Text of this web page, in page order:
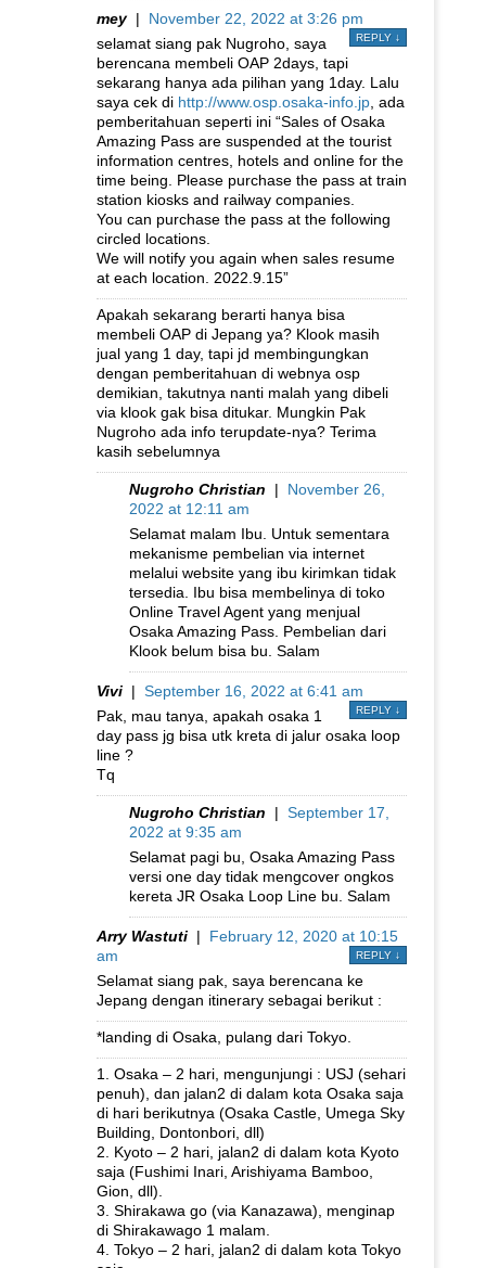
mey| November 22, 2022 at 3:26 pm
REPLY ↓
selamat siang pak Nugroho, saya
berencana membeli OAP 2days, tapi
sekarang hanya ada pilihan yang 1day. Lalu
saya cek di http://www.osp.osaka-info.jp , ada
pemberitahuan seperti ini “Sales of Osaka
Amazing Pass are suspended at the tourist
information centres, hotels and online for the
time being. Please purchase the pass at train
station kiosks and railway companies.
You can purchase the pass at the following
circled locations.
We will notify you again when sales resume
at each location. 2022.9.15”
Apakah sekarang berarti hanya bisa
membeli OAP di Jepang ya? Klook masih
jual yang 1 day, tapi jd membingungkan
dengan pemberitahuan di webnya osp
demikian, takutnya nanti malah yang dibeli
via klook gak bisa ditukar. Mungkin Pak
Nugroho ada info terupdate-nya? Terima
kasih sebelumnya
Nugroho Christian | November 26,
2022 at 12:11 am
Selamat malam Ibu. Untuk sementara
mekanisme pembelian via internet
melalui website yang ibu kirimkan tidak
tersedia. Ibu bisa membelinya di toko
Online Travel Agent yang menjual
Osaka Amazing Pass. Pembelian dari
Klook belum bisa bu. Salam
Vivi | September 16, 2022 at 6:41 am
REPLY ↓
Pak, mau tanya, apakah osaka 1
day pass jg bisa utk kreta di jalur osaka loop
line ?
Tq
Nugroho Christian | September 17,
2022 at 9:35 am
Selamat pagi bu, Osaka Amazing Pass
versi one day tidak mengcover ongkos
kereta JR Osaka Loop Line bu. Salam
Arry Wastuti | February 12, 2020 at 10:15
am
REPLY ↓
Selamat siang pak, saya berencana ke
Jepang dengan itinerary sebagai berikut :
*landing di Osaka, pulang dari Tokyo.
1. Osaka – 2 hari, mengunjungi : USJ (sehari
penuh), dan jalan2 di dalam kota Osaka saja
di hari berikutnya (Osaka Castle, Umega Sky
Building, Dontonbori, dll)
2. Kyoto – 2 hari, jalan2 di dalam kota Kyoto
saja (Fushimi Inari, Arishiyama Bamboo,
Gion, dll).
3. Shirakawa go (via Kanazawa), menginap
di Shirakawago 1 malam.
4. Tokyo – 2 hari, jalan2 di dalam kota Tokyo